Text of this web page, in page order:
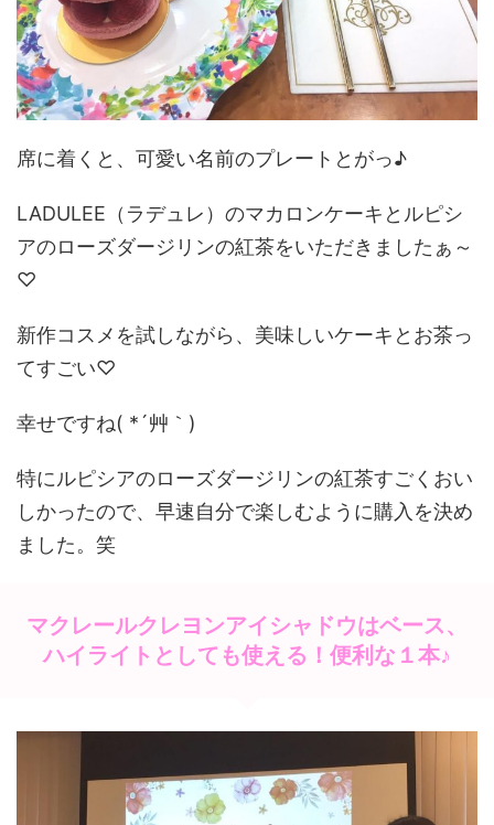
席に着くと、可愛い名前のプレートとがっ♪
LADULEE（ラデュレ）のマカロンケーキとルピシ
アのローズダージリンの紅茶をいただきましたぁ～
♡
新作コスメを試しながら、美味しいケーキとお茶っ
てすごい♡
幸せですね( *´艸｀)
特にルピシアのローズダージリンの紅茶すごくおい
しかったので、早速自分で楽しむように購入を決め
ました。笑
マクレールクレヨンアイシャドウはベース、
ハイライトとしても使える！便利な１本♪